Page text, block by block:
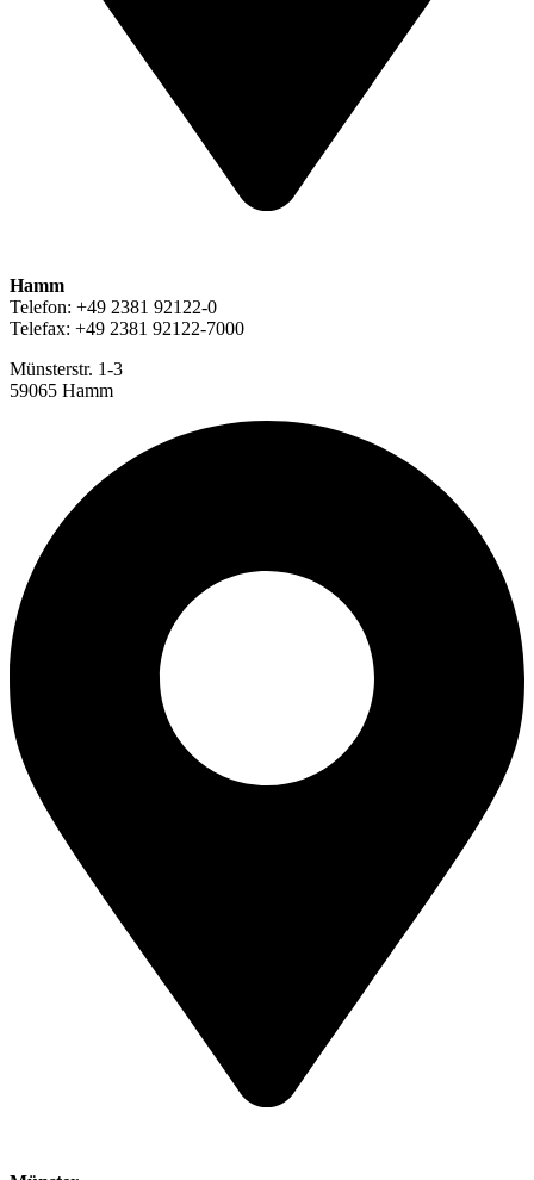
Hamm
Telefon: +49 2381 92122-0
Telefax: +49 2381 92122-7000
Münsterstr. 1-3
59065 Hamm